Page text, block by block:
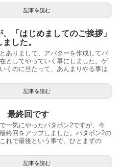
記事を読む
「はじめましてのご挨拶」
した。
ありまして、アバターを作成してバ
としてやっていく事にしました。ゲ
くのに当たって、あんまりやる事は
記事を読む
最終回です
一気にやったパタポン2ですが、今
終回をアップしました。パタポン2の
れで最後という事で、ひとまずの
記事を読む